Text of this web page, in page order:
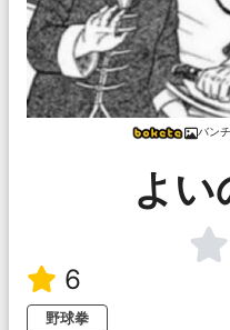
バン
よ
6
野球拳